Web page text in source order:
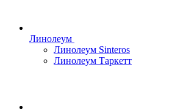
Линолеум
Линолеум Sinteros
Линолеум Таркетт